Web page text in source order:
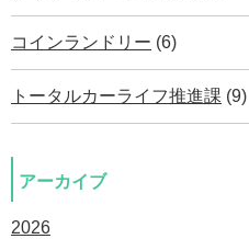
コインランドリー (6)
トータルカーライフ推進課 (9)
アーカイブ
2026